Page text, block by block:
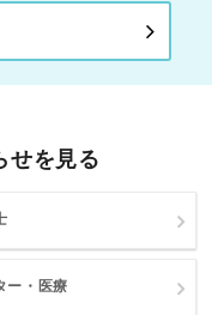
せを見る
ー・医療